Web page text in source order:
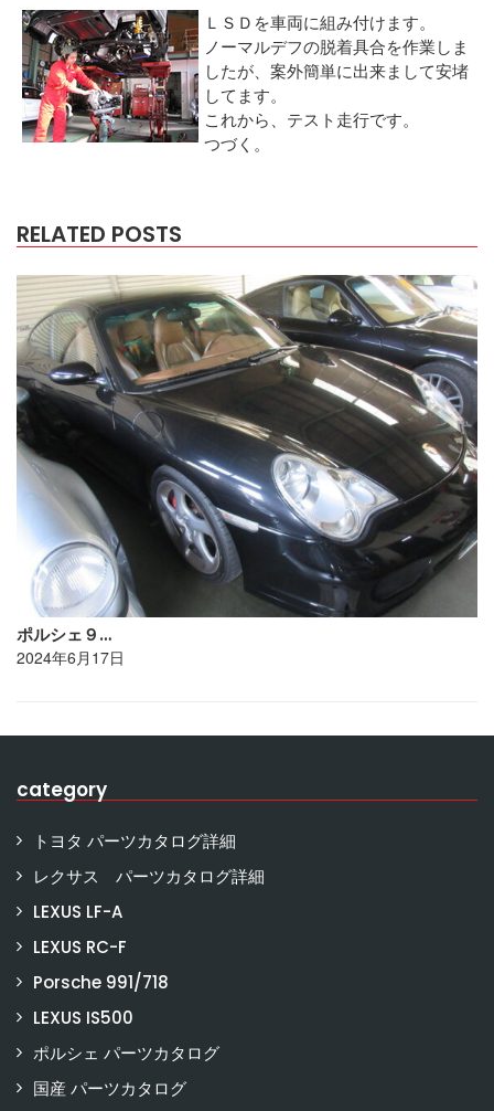
ＬＳＤを車両に組み付けます。
ノーマルデフの脱着具合を作業しま
したが、案外簡単に出来まして安堵
してます。
これから、テスト走行です。
つづく。
RELATED POSTS
ポルシェ９…
2024年6月17日
category
トヨタ パーツカタログ詳細
レクサス パーツカタログ詳細
LEXUS LF-A
LEXUS RC-F
Porsche 991/718
LEXUS IS500
ポルシェ パーツカタログ
国産 パーツカタログ